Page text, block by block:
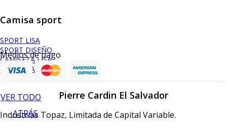
Camisa sport
SPORT LISA
SPORT DISEÑO
CAMISETA LISA
CAMISETA DISEÑO
VER TODO
ATRÁS
Medios de pago
Pierre Cardin El Salvador
Industrias Topaz, Limitada de Capital Variable.